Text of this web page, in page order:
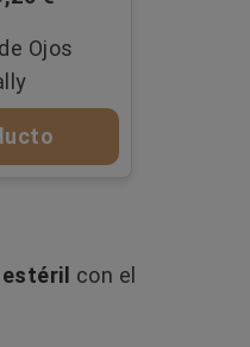
Ojos
con el